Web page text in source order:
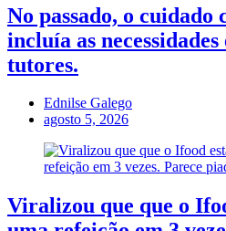
No passado, o cuidado
incluía as
tutores.
Ednilse Galego
agosto 5, 2026
Viralizou que que o